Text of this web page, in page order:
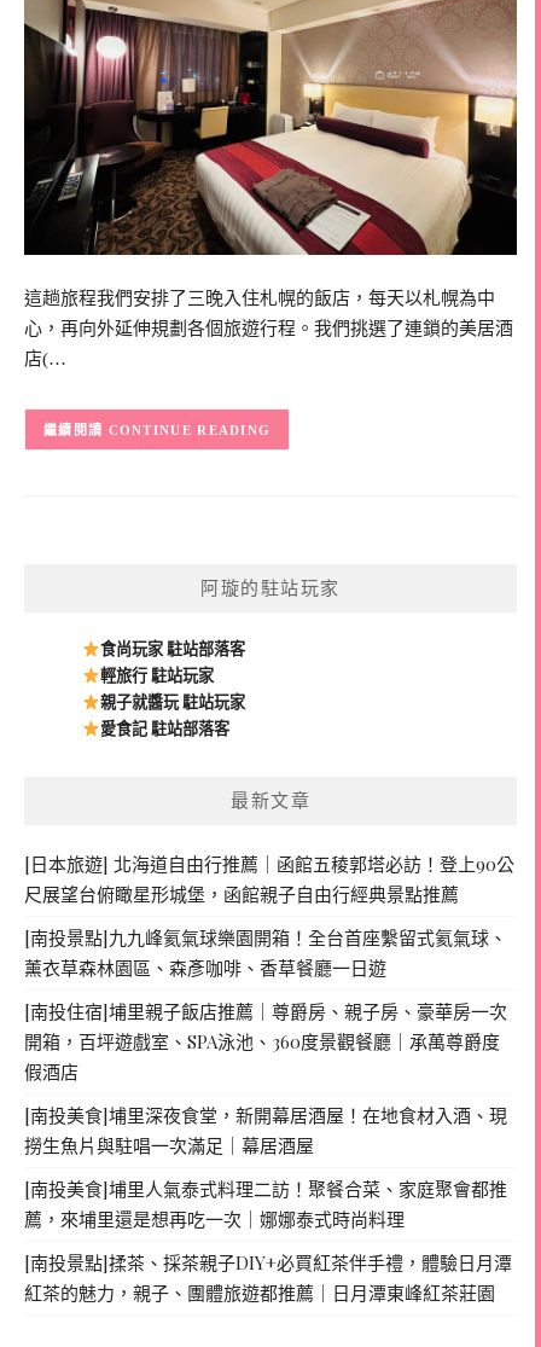
這趟旅程我們安排了三晚入住札幌的飯店，每天以札幌為中
心，再向外延伸規劃各個旅遊行程。我們挑選了連鎖的美居酒
店(…
CONTINUE READING
阿璇的駐站玩家
食尚玩家 駐站部落客
輕旅行 駐站玩家
親子就醬玩 駐站玩家
愛食記 駐站部落客
最新文章
[日本旅遊] 北海道自由行推薦｜函館五稜郭塔必訪！登上90公
尺展望台俯瞰星形城堡，函館親子自由行經典景點推薦
[南投景點]九九峰氦氣球樂園開箱！全台首座繫留式氦氣球、
薰衣草森林園區、森彥咖啡、香草餐廳一日遊
[南投住宿]埔里親子飯店推薦｜尊爵房、親子房、豪華房一次
開箱，百坪遊戲室、SPA泳池、360度景觀餐廳｜承萬尊爵度
假酒店
[南投美食]埔里深夜食堂，新開幕居酒屋！在地食材入酒、現
撈生魚片與駐唱一次滿足｜幕居酒屋
[南投美食]埔里人氣泰式料理二訪！聚餐合菜、家庭聚會都推
薦，來埔里還是想再吃一次｜娜娜泰式時尚料理
[南投景點]揉茶、採茶親子DIY+必買紅茶伴手禮，體驗日月潭
紅茶的魅力，親子、團體旅遊都推薦｜日月潭東峰紅茶莊園